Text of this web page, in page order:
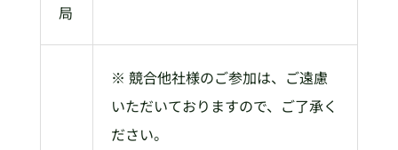
局
※ 競合他社様のご参加は、ご遠慮
いただいておりますので、ご了承く
ださい。